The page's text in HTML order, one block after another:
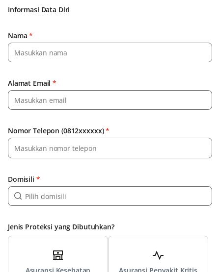
Informasi Data Diri
Nama *
Alamat Email *
Nomor Telepon (0812xxxxxx)*
Domisili *
Jenis Proteksi yang Dibutuhkan?
Asuransi Kesehatan Asuransi Penyakit Kritis